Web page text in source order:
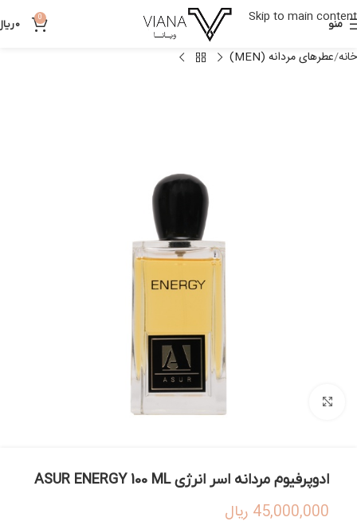
Skip to main content
منو 0
0
خانه عطرهای مردانه (MEN)
ادوپرفیوم مردانه اسر انرژی ASUR ENERGY 100 ML
45,000,000 ریال